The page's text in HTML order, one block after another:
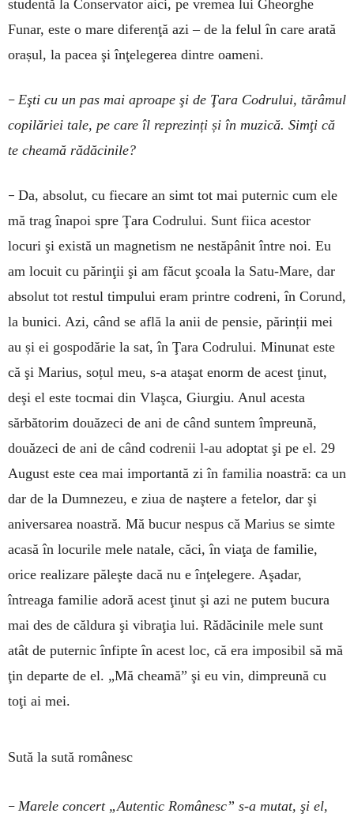
studentă la Conservator aici, pe vremea lui Gheorghe
Funar, este o mare diferenţă azi – de la felul în care arată
orașul, la pacea şi înţelegerea dintre oameni.
– Eşti cu un pas mai aproape şi de Ţara Codrului, tărâmul
copilăriei tale, pe care îl reprezinți și în muzică. Simţi că
te cheamă rădăcinile?
– Da, absolut, cu fiecare an simt tot mai puternic cum ele
mă trag înapoi spre Ţara Codrului. Sunt fiica acestor
locuri şi există un magnetism ne nestăpânit între noi. Eu
am locuit cu părinţii şi am făcut şcoala la Satu-Mare, dar
absolut tot restul timpului eram printre codreni, în Corund,
la bunici. Azi, când se află la anii de pensie, părinții mei
au și ei gospodărie la sat, în Ţara Codrului. Minunat este
că şi Marius, soțul meu, s-a ataşat enorm de acest ţinut,
deşi el este tocmai din Vlaşca, Giurgiu. Anul acesta
sărbătorim douăzeci de ani de când suntem împreună,
douăzeci de ani de când codrenii l-au adoptat şi pe el. 29
August este cea mai importantă zi în familia noastră: ca un
dar de la Dumnezeu, e ziua de naştere a fetelor, dar şi
aniversarea noastră. Mă bucur nespus că Marius se simte
acasă în locurile mele natale, căci, în viaţa de familie,
orice realizare păleşte dacă nu e înţelegere. Aşadar,
întreaga familie adoră acest ţinut şi azi ne putem bucura
mai des de căldura şi vibraţia lui. Rădăcinile mele sunt
atât de puternic înfipte în acest loc, că era imposibil să mă
ţin departe de el. „Mă cheamă” şi eu vin, dimpreună cu
toţi ai mei.
Sută la sută românesc
– Marele concert „Autentic Românesc” s-a mutat, şi el,